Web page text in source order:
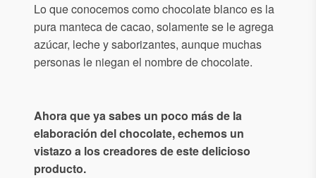
Lo que conocemos como chocolate blanco es la
pura manteca de cacao, solamente se le agrega
azúcar, leche y saborizantes, aunque muchas
personas le niegan el nombre de chocolate.
Ahora que ya sabes un poco más de la
elaboración del chocolate, echemos un
vistazo a los creadores de este delicioso
producto.